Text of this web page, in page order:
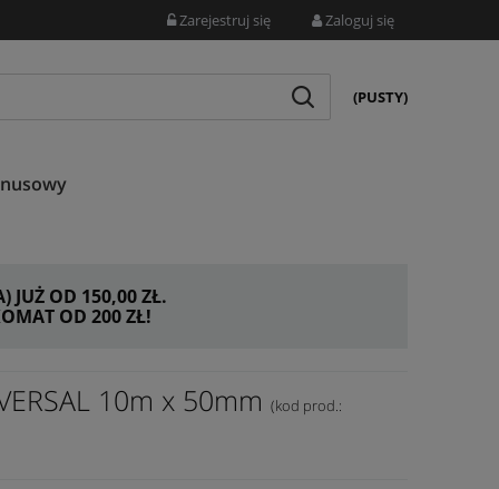
Zarejestruj się Zaloguj się
(PUSTY)
JUŻ OD 150,00 ZŁ.
OD 200 ZŁ!
10m x 50mm (kod prod.: